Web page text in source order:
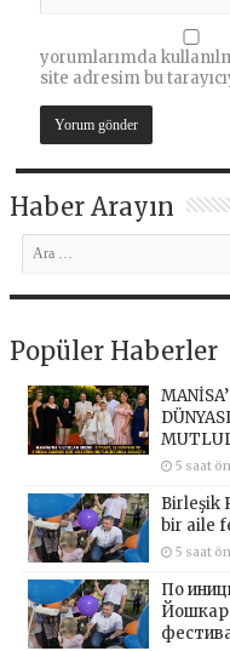
yorumlarımda
site adresim bu
Haber Arayın
Popüler Haberler
5 saat
Birleşik
bir aile
5 saat
По